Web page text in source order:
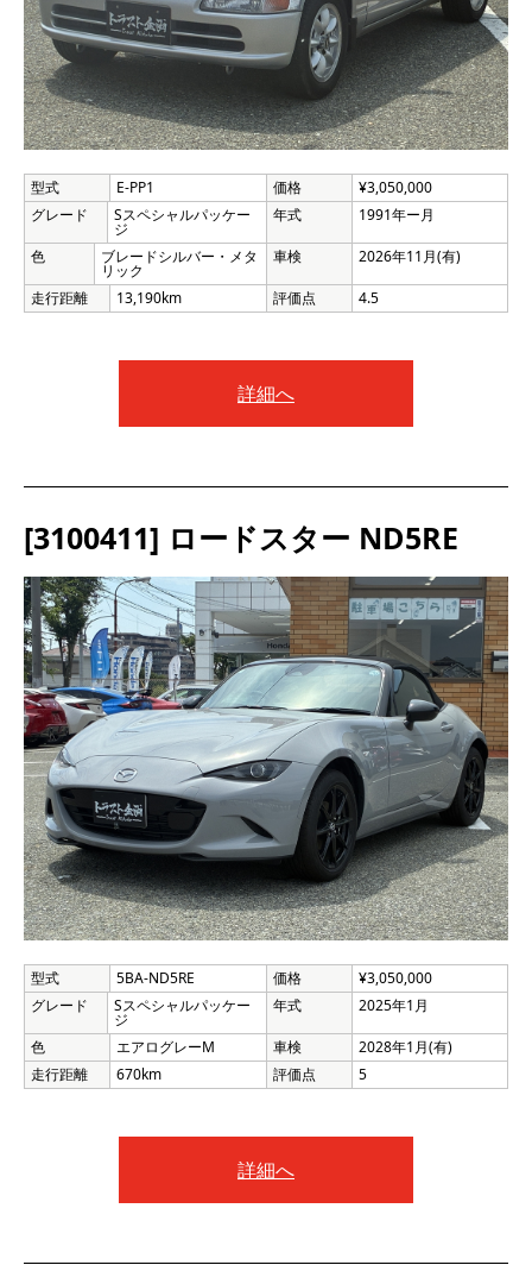
型式 E-PP1 価格
¥3,050,000
グレード
Sスペシャルパッケー
ジ
年式 1991年ー月
色 ブレードシルバー・メタ
リック
車検 2026年11月(有)
走行距離 13,190km 評価点 4.5
詳細へ
[3100411] ロードスター ND5RE
型式 5BA-ND5RE 価格
¥3,050,000
グレード
Sスペシャルパッケー
ジ
年式 2025年1月
色 エアログレーM 車検
2028年1月(有)
走行距離
670km 評価点 5
詳細へ